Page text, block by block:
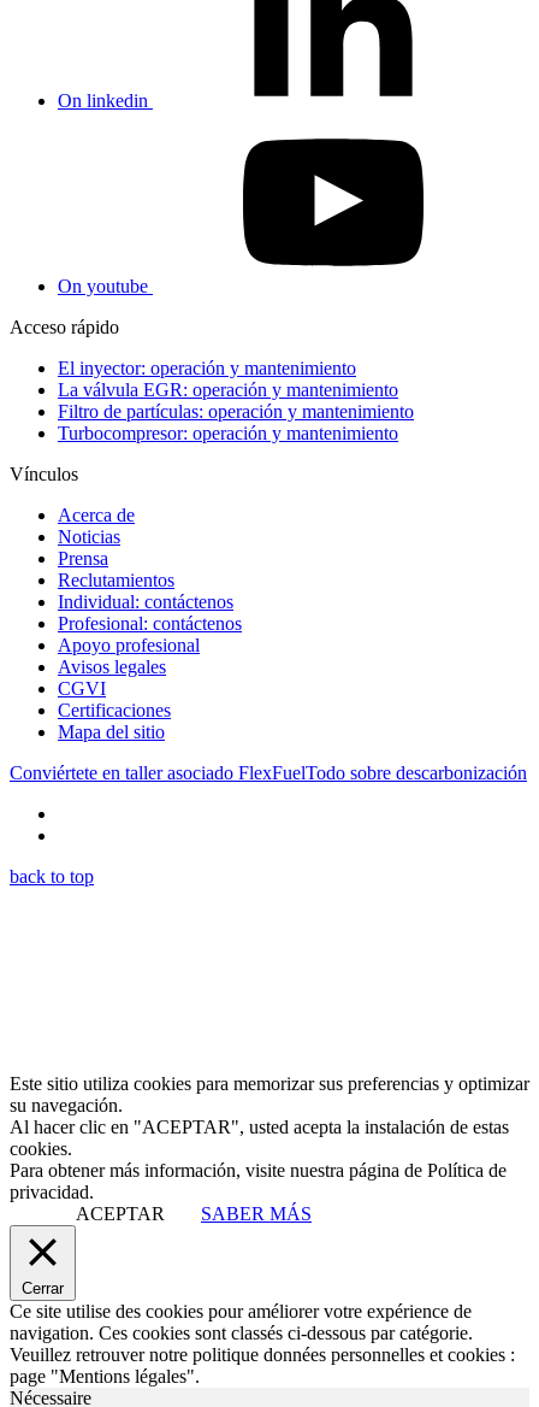
On linkedin
On youtube
Acceso rápido
El inyector: operación y mantenimiento
La válvula EGR: operación y mantenimiento
Filtro de partículas: operación y mantenimiento
Turbocompresor: operación y mantenimiento
Vínculos
Acerca de
Noticias
Prensa
Reclutamientos
Individual: contáctenos
Profesional: contáctenos
Apoyo profesional
Avisos legales
CGVI
Certificaciones
Mapa del sitio
Conviértete en taller asociado FlexFuelTodo sobre descarbonización
back to top
Este sitio utiliza cookies para memorizar sus preferencias y optimizar
su navegación.
Al hacer clic en "ACEPTAR", usted acepta la instalación de estas
cookies.
Para obtener más información, visite nuestra página de Política de
privacidad.
ACEPTAR
SABER MÁS
Cerrar
Ce site utilise des cookies pour améliorer votre expérience de
navigation. Ces cookies sont classés ci-dessous par catégorie.
Veuillez retrouver notre politique données personnelles et cookies :
page "Mentions légales".
Nécessaire